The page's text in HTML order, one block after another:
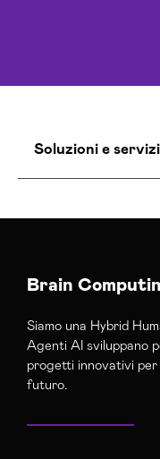
Soluzioni e
Agenzia Google
Agenzia Web
Campagne Adv
Campagne
Campagne
Brain
Siamo una Hybrid
Agenti AI sviluppano
progetti innovativi per
futuro.